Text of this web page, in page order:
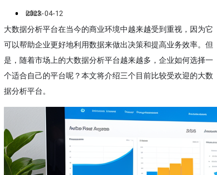
iclick
2023-04-12
大数据分析平台在当今的商业环境中越来越受到重视，因为它
可以帮助企业更好地利用数据来做出决策和提高业务效率。但
是，随着市场上的大数据分析平台越来越多，企业如何选择一
个适合自己的平台呢？本文将介绍三个目前比较受欢迎的大数
据分析平台。